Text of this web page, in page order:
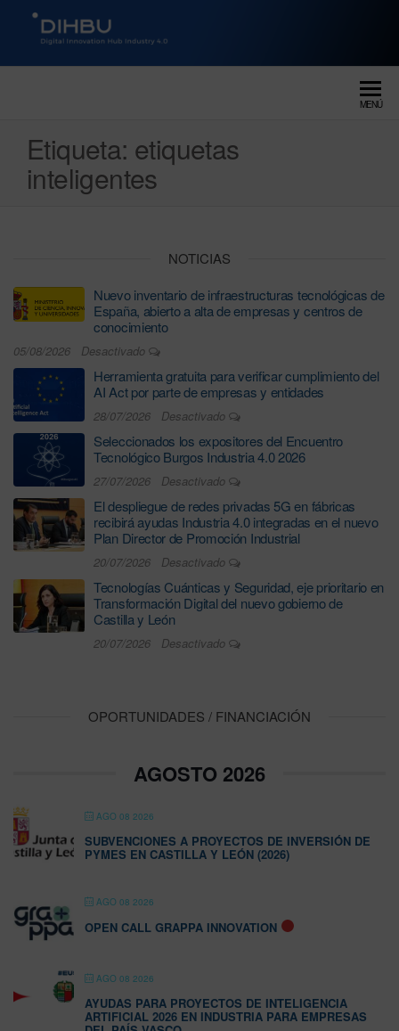
DIGITAL INNOVATION HUB
MENÚ
Etiqueta: etiquetas
inteligentes
NOTICIAS
Nuevo inventario de infraestructuras tecnológicas de
España, abierto a alta de empresas y centros de
conocimiento
05/08/2026 Desactivado
Herramienta gratuita para verificar cumplimiento del
AI Act por parte de empresas y entidades
28/07/2026 Desactivado
Seleccionados los expositores del Encuentro
Tecnológico Burgos Industria 4.0 2026
27/07/2026 Desactivado
El despliegue de redes privadas 5G en fábricas
recibirá ayudas Industria 4.0 integradas en el nuevo
Plan Director de Promoción Industrial
20/07/2026 Desactivado
Tecnologías Cuánticas y Seguridad, eje prioritario en
Transformación Digital del nuevo gobierno de
Castilla y León
20/07/2026 Desactivado
OPORTUNIDADES / FINANCIACIÓN
AGOSTO 2026
AGO 08 2026
SUBVENCIONES A PROYECTOS DE INVERSIÓN DE
PYMES EN CASTILLA Y LEÓN (2026)
AGO 08 2026
OPEN CALL GRAPPA INNOVATION
AGO 08 2026
AYUDAS PARA PROYECTOS DE INTELIGENCIA
ARTIFICIAL 2026 EN INDUSTRIA PARA EMPRESAS